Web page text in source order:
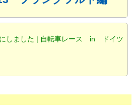
しました | 自転車レース in ドイツ